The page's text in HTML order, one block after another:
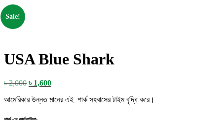
Sale!
USA Blue Shark
৳2,000 Original
was:
৳ 1,600Current
is:
আমেরিকার উন্নত মানের এই শার্ক সহবাসের টাইম বৃদ্ধি করে।